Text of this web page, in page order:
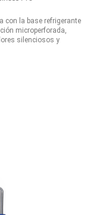
con la base refrigerante
microperforada,
silenciosos y